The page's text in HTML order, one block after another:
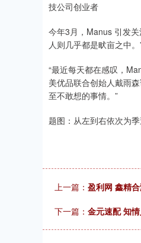
技公司创业者
今年3月，Manus 引发
人则几乎都是畎亩之中。
“最近每天都在感叹，
美优品联合创始人戴雨
至不敢想的事情。”
题图：从左到右依次为
上一篇： 盈利网 鑫精
下一篇： 金元速配 知